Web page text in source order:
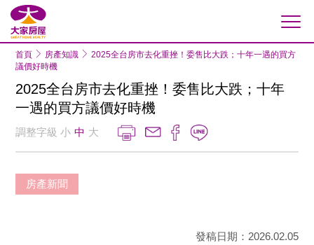
首頁 房產知識
2025全台房市去化重挫！委售比大跌；十年一遇的買方
議價好時機
2025全台房市去化重挫！委售比大跌；十年
一遇的買方議價好時機
調整字級小 中 大
房產新聞
發稿日期：2026.02.05